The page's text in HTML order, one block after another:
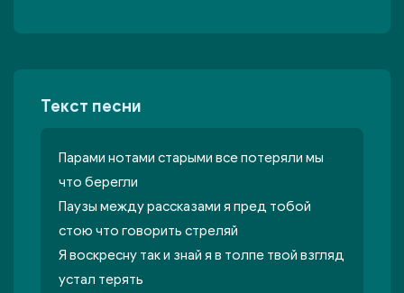
Текст песни
Парами нотами старыми все потеряли мы
что берегли
Паузы между рассказами я пред тобой
стою что говорить стреляй
Я воскресну так и знай я в толпе твой взгляд
устал терять